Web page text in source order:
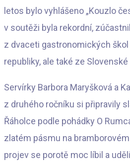
letos bylo vyhlášeno „Kouzlo
v soutěži byla rekordní,
z dvaceti gastronomických
republiky, ale také ze
Servírky Barbora Maryšková a
z druhého ročníku si připravily
Řáholce podle pohádky O
zlatém pásmu na
projev se porotě moc líbil a